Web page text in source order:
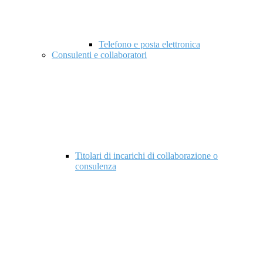
Telefono e posta elettronica
Consulenti e collaboratori
Titolari di incarichi di collaborazione o
consulenza